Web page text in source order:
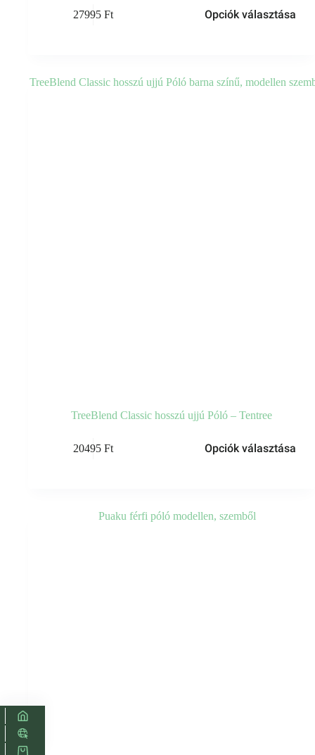
27995 Ft Opciók választása
TreeBlend Classic hosszú ujjú Póló – Tentree
20495 Ft Opciók választása